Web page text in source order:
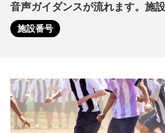
音声ガイダンスが流れます。施
施設番号